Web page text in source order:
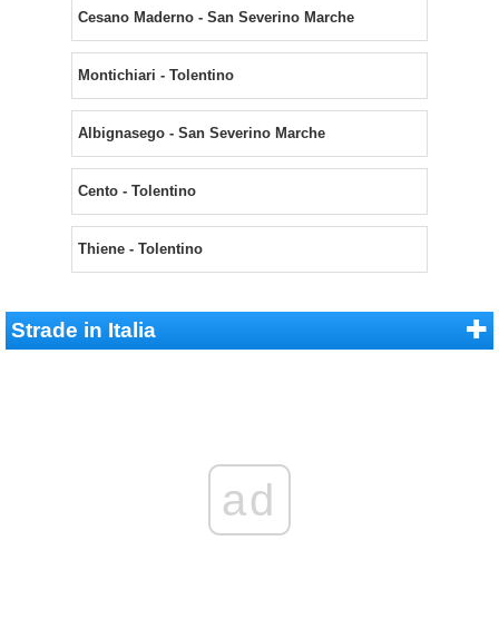
Cesano Maderno - San Severino Marche
Montichiari - Tolentino
Albignasego - San Severino Marche
Cento - Tolentino
Thiene - Tolentino
Strade in Italia
ad